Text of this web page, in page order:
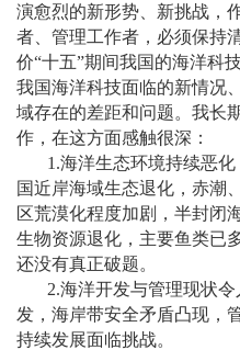
演愈烈的新形势、新挑战，
者、管理工作者，必须保持
价“十五”期间我国的海洋科
我国海洋科技面临的新情况
域存在的差距和问题。我长
作，在这方面感触很深：
1.海洋生态环境持续恶
国近岸海域生态退化，赤潮
区荒漠化程度加剧，半封闭
生物资源退化，主要鱼类已
还没有真正破题。
2.海洋开发与管理现状
发，海岸带安全矛盾凸现，
持续发展面临挑战。